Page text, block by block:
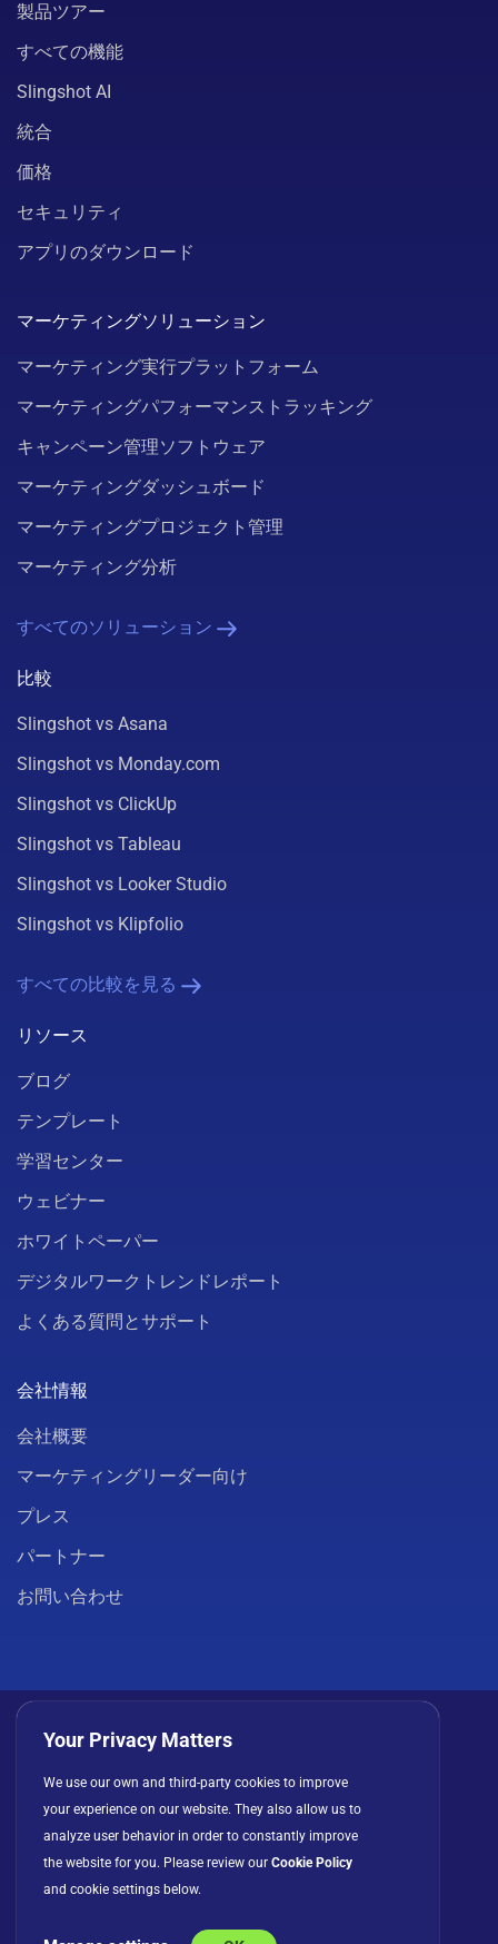
製品ツアー
すべての機能
Slingshot AI
統合
価格
セキュリティ
アプリのダウンロード
マーケティングソリューション
マーケティング実行プラットフォーム
マーケティングパフォーマンストラッキング
キャンペーン管理ソフトウェア
マーケティングダッシュボード
マーケティングプロジェクト管理
マーケティング分析
すべてのソリューション
比較
Slingshot vs Asana
Slingshot vs Monday.com
Slingshot vs ClickUp
Slingshot vs Tableau
Slingshot vs Looker Studio
Slingshot vs Klipfolio
すべての比較を見る
リソース
ブログ
テンプレート
学習センター
ウェビナー
ホワイトペーパー
デジタルワークトレンドレポート
よくある質問とサポート
会社情報
会社概要
マーケティングリーダー向け
プレス
パートナー
お問い合わせ
ライセンス契約
Your Privacy Matters
We use our own and third-party cookies to improve
your experience on our website. They also allow us to
analyze user behavior in order to constantly improve
the website for you. Please review our Cookie Policy
and cookie settings below.